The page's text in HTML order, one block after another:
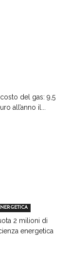
del gas: 9,5
all’anno il...
2 milioni di
energetica